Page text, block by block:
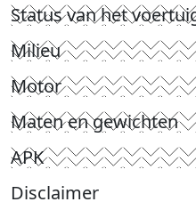
Status van het
Milieu
Motor
Maten en gewichten
APK
Disclaimer